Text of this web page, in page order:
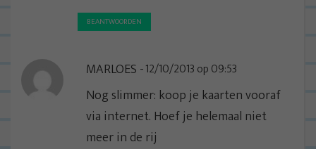
BEANTWOORDEN
MARLOES 12/10/2013 op 09:53
Nog slimmer: koop je kaarten vooraf
via internet. Hoef je helemaal niet
meer in de rij